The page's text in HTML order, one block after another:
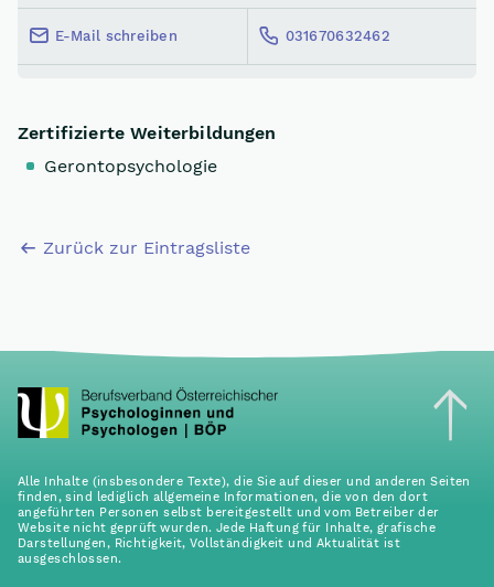
E-Mail schreiben 031670632462
Zertifizierte Weiterbildungen
Gerontopsychologie
Zurück zur Eintragsliste
Alle Inhalte (insbesondere Texte), die Sie auf dieser und anderen Seiten
finden, sind lediglich allgemeine Informationen, die von den dort
angeführten Personen selbst bereitgestellt und vom Betreiber der
Website nicht geprüft wurden. Jede Haftung für Inhalte, grafische
Darstellungen, Richtigkeit, Vollständigkeit und Aktualität ist
ausgeschlossen.